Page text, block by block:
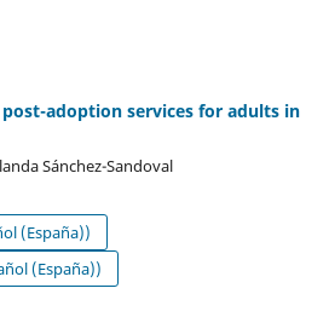
adoption services for adults in
Sánchez-Sandoval
(España))
(España))